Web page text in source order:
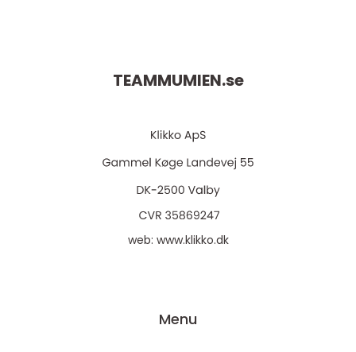
TEAMMUMIEN.se
web: www.klikko.dk
Menu